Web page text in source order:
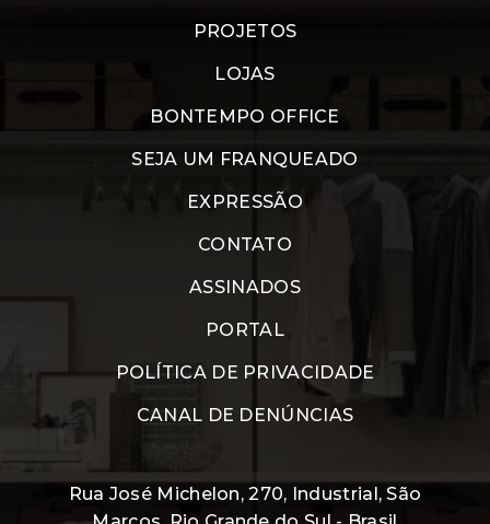
PROJETOS
LOJAS
BONTEMPO OFFICE
SEJA UM FRANQUEADO
EXPRESSÃO
CONTATO
ASSINADOS
PORTAL
POLÍTICA DE PRIVACIDADE
CANAL DE DENÚNCIAS
Rua José Michelon, 270, Industrial, São